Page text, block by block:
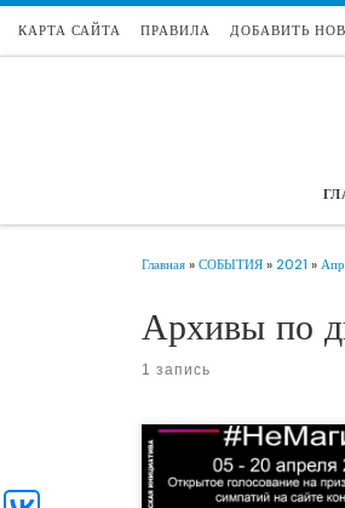
Перейти к содержимому
КАРТА САЙТА ПРАВИЛА ДОБАВИТЬ
Главная»СОБЫТИЯ»2021 »
Архивы по
1 запись
С 1 февраля по 1 апреля 2021
желающие независимо от